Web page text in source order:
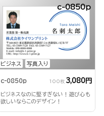
ビジネス 写真入り
c-0850p
c-0850p 100枚 3,080円
ビジネスなのに堅すぎない！遊び心も
欲しいならこのデザイン！